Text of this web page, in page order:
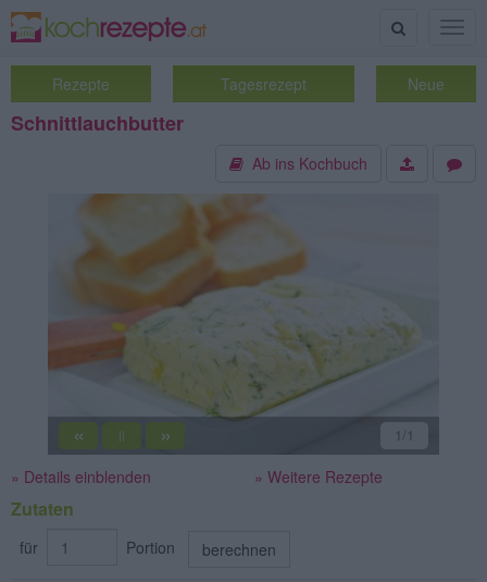
Suche
Rezepte Tagesrezept Neue
Schnittlauchbutter
Ab ins Kochbuch
« || » 1/1
» Details einblenden » Weitere Rezepte
Zutaten
für Portion berechnen